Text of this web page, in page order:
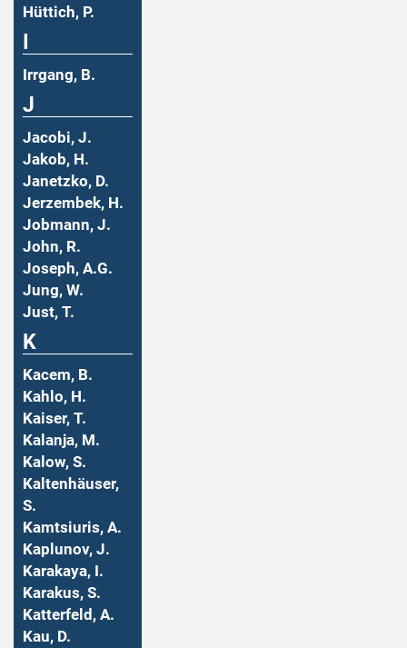
Hüttich, P.
Irrgang, B.
J
Jacobi, J.
Jakob, H.
Janetzko, D.
Jerzembek, H.
Jobmann, J.
John, R.
Joseph, A.G.
Jung, W.
Just, T.
K
Kacem, B.
Kahlo, H.
Kaiser, T.
Kalanja, M.
Kalow, S.
Kaltenhäuser,
S.
Kamtsiuris, A.
Kaplunov, J.
Karakaya, I.
Karakus, S.
Katterfeld, A.
Kau, D.